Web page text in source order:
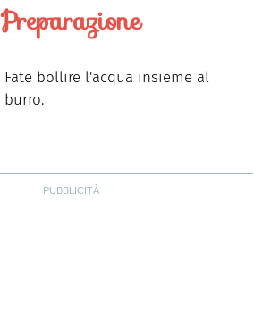
Preparazione
Fate bollire l'acqua insieme al
burro.